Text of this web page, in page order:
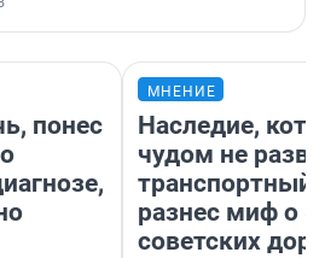
понес
МНЕНИЕ
Наследие,
чудом не
транспортный
разнес миф о
советских